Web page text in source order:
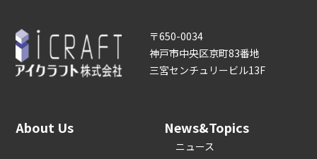
〒650-0034
神戸市中央区京町83番地
三宮センチュリービル13F
About Us News&Topics
ニュース